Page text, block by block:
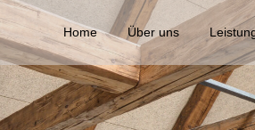
Home Über uns